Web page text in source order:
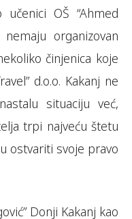
OŠ “Ahmed
organizovan
činjenica koje
d.o.o. Kakanj ne
situaciju već,
trpi najveću štetu
ostvariti svoje pravo
Donji Kakanj kao